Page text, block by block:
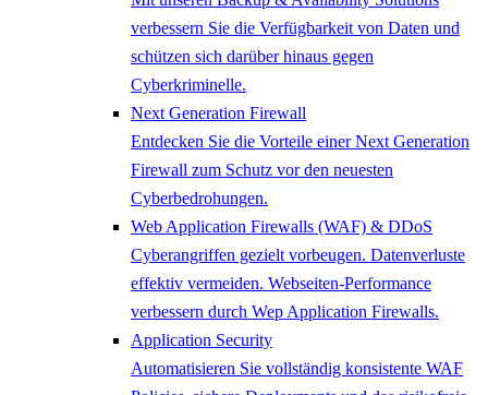
verbessern Sie die Verfügbarkeit von Daten und
schützen sich darüber hinaus gegen
Cyberkriminelle.
Next Generation Firewall
Entdecken Sie die Vorteile einer Next Generation
Firewall zum Schutz vor den neuesten
Cyberbedrohungen.
Web Application Firewalls (WAF) & DDoS
Cyberangriffen gezielt vorbeugen. Datenverluste
effektiv vermeiden. Webseiten-Performance
verbessern durch Wep Application Firewalls.
Application Security
Automatisieren Sie vollständig konsistente WAF